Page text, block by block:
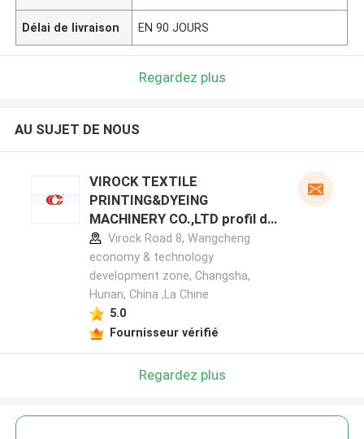
Délai de livraison EN 90 JOURS
Regardez plus
AU SUJET DE NOUS
VIROCK TEXTILE
PRINTING&DYEING
MACHINERY CO.,LTD profil du
fabricant
Virock Road 8, Wangcheng
economy & technology
development zone, Changsha,
Hunan, China ,La Chine
5.0
Fournisseur vérifié
Regardez plus